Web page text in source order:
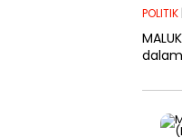
POLITIK